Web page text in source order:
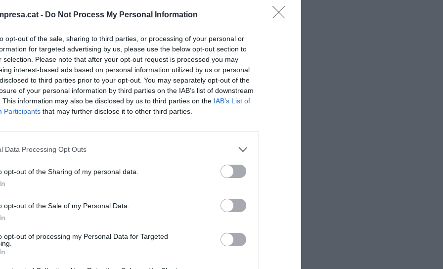
- Do Not Process My Personal Information
opt-out of the sale, sharing to third parties, or processing of your personal or
for targeted advertising by us, please use the below opt-out section to
selection. Please note that after your opt-out request is processed you may
interest-based ads based on personal information utilized by us or personal
to third parties prior to your opt-out. You may separately opt-out of the
of your personal information by third parties on the IAB’s list of downstream
This information may also be disclosed by us to third parties on the IAB’s List of
Participants that may further disclose it to other third parties.
Data Processing Opt Outs
opt-out of the Sharing of my personal data.
opt-out of the Sale of my Personal Data.
opt-out of processing my Personal Data for Targeted
el Sabadell asegura que las sinergias que
"inexistentes" mientras las dos entidades
caso se puede dar por hecho que el
la
todo esto
accionistas
en solitario
y
si todo va como el BBVA querría, las
de siete años en materializarse". Esto contrasta
que habla de sinergias en cuatro años, hacia